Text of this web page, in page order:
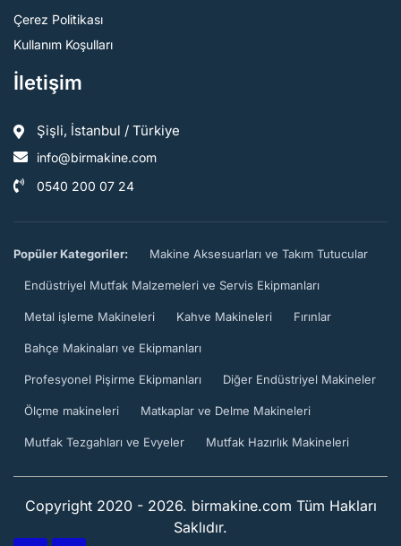
Çerez Politikası
Kullanım Koşulları
İletişim
Şişli, İstanbul / Türkiye
info@birmakine.com
0540 200 07 24
Popüler Kategoriler: Makine Aksesuarları ve Takım Tutucular
Endüstriyel Mutfak Malzemeleri ve Servis Ekipmanları
Metal işleme Makineleri Kahve Makineleri Fırınlar
Bahçe Makinaları ve Ekipmanları
Profesyonel Pişirme Ekipmanları Diğer Endüstriyel Makineler
Ölçme makineleri Matkaplar ve Delme Makineleri
Mutfak Tezgahları ve Evyeler Mutfak Hazırlık Makineleri
Copyright 2020 - 2026. birmakine.com Tüm Hakları
Saklıdır.